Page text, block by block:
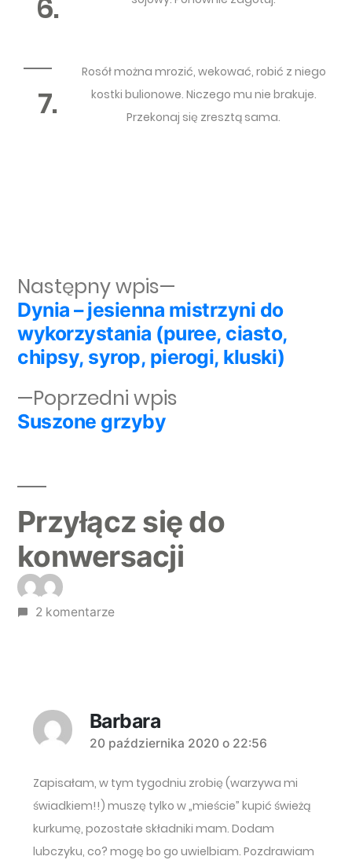
6.
7.
Rosół można mrozić, wekować, robić z niego
kostki bulionowe. Niczego mu nie brakuje.
Przekonaj się zresztą sama.
Nawigacja wpisu
Poprzedni wpis
Suszone grzyby
Następny wpis
Dynia – jesienna mistrzyni do
wykorzystania (puree, ciasto,
chipsy, syrop, pierogi, kluski)
Przyłącz się do
konwersacji
2 komentarze
Barbara
komentarz:
20 października 2020 o 22:56
Zapisałam, w tym tygodniu zrobię (warzywa mi
świadkiem!!) muszę tylko w „mieście” kupić świeżą
kurkumę, pozostałe składniki mam. Dodam
lubczyku, co? mogę bo go uwielbiam. Pozdrawiam